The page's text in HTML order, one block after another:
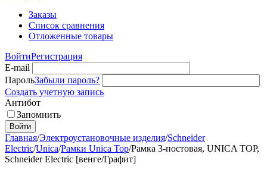
Заказы
Список сравнения
Отложенные товары
ВойтиРегистрация
E-mail
ПарольЗабыли пароль?
Создать учетную запись
Антибот
Запомнить
Войти
Главная/Электроустановочные изделия/Schneider
Electric/Unica/Рамки Unica Top/Рамка 3-постовая, UNICA TOP,
Schneider Electric [венге/Графит]